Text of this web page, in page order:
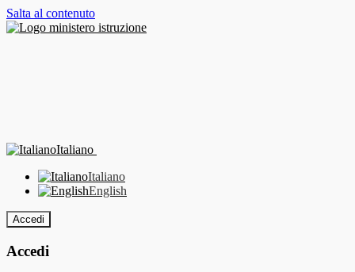
Salta al contenuto
Italiano
Italiano
English
Accedi
Accedi